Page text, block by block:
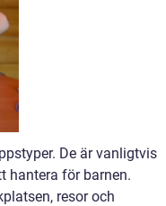
De är vanligtvis
hantera för barnen.
resor och